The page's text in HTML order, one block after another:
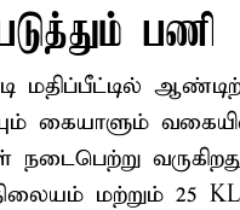
பணி
மதிப்பீட்டில்
கையாளும்
மற்றும் 25